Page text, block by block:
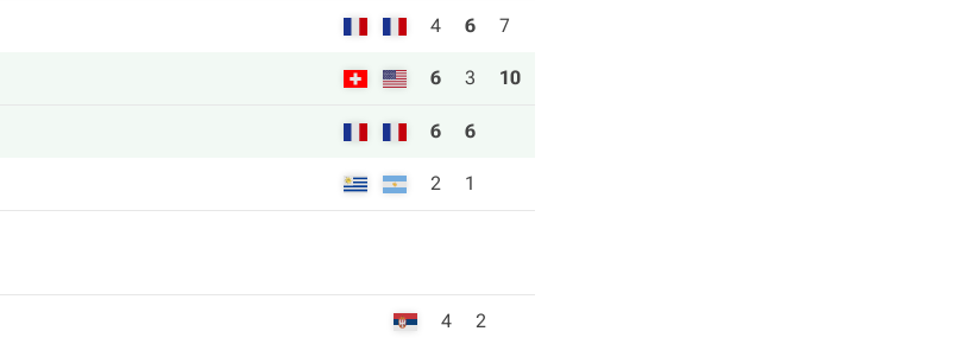
4 6 7
6 3 10
6 6
2 1
4 2